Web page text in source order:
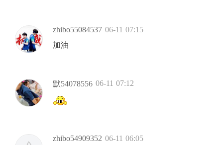
zhibo55084537 06-11 07:15
加油
默54078556 06-11 07:12
zhibo54909352 06-11 06:05